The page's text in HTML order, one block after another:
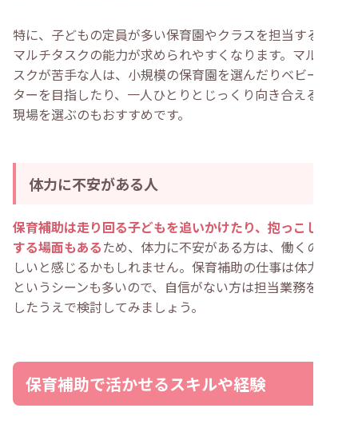
特に、子どもの定員が多い保育園やクラスを担当すると、
マルチタスクの能力が求められやすくなります。マルチタ
スクが苦手な人は、小規模の保育園を選んだりベビーシッ
ターを目指したり、一人ひとりとじっくり向き合える保育
現場を選ぶのもおすすめです。
体力に不安がある人
保育補助は走り回る子どもを追いかけたり、抱っこしたり
する場面もあるため、体力に不安がある方は、働くのが難
しいと感じるかもしれません。保育補助の仕事は体力勝負
というシーンも多いので、自信がない方は担当業務を把握
したうえで検討してみましょう。
保育補助で活かせるスキルや経験